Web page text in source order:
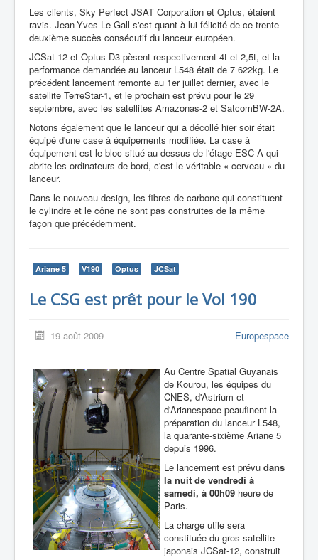
Les clients, Sky Perfect JSAT Corporation et Optus, étaient
ravis. Jean-Yves Le Gall s'est quant à lui félicité de ce trente-
deuxième succès consécutif du lanceur européen.
JCSat-12 et Optus D3 pèsent respectivement 4t et 2,5t, et la
performance demandée au lanceur L548 était de 7 622kg. Le
précédent lancement remonte au 1er juillet dernier, avec le
satellite TerreStar-1, et le prochain est prévu pour le 29
septembre, avec les satellites Amazonas-2 et SatcomBW-2A.
Notons également que le lanceur qui a décollé hier soir était
équipé d'une case à équipements modifiée. La case à
équipement est le bloc situé au-dessus de l'étage ESC-A qui
abrite les ordinateurs de bord, c'est le véritable « cerveau » du
lanceur.
Dans le nouveau design, les fibres de carbone qui constituent
le cylindre et le cône ne sont pas construites de la même
façon que précédemment.
Ariane 5 V190 Optus JCSat
Le CSG est prêt pour le Vol 190
19 août 2009 Europespace
Au Centre Spatial Guyanais
de Kourou, les équipes du
CNES, d'Astrium et
d'Arianespace peaufinent la
préparation du lanceur L548,
la quarante-sixième Ariane 5
depuis 1996.
Le lancement est prévu dans
la nuit de vendredi à
samedi, à 00h09 heure de
Paris.
La charge utile sera
constituée du gros satellite
japonais JCSat-12, construit